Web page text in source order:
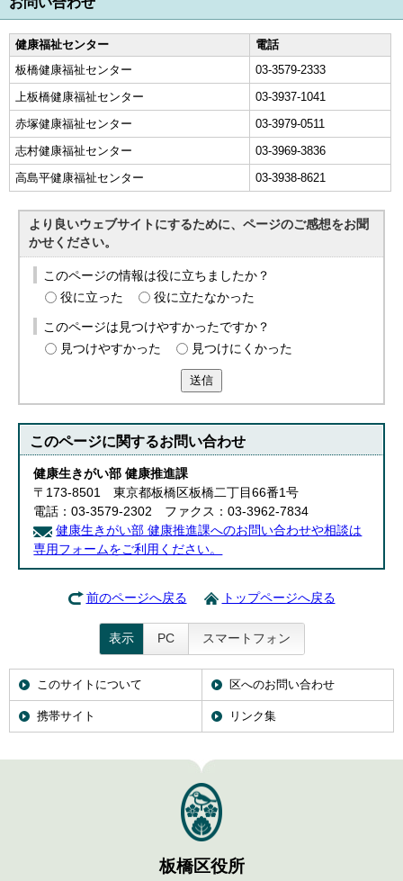
健康福祉センター
電話
板橋健康福祉センター
03-3579-2333
上板橋健康福祉センター
03-3937-1041
赤塚健康福祉センター
03-3979-0511
志村健康福祉センター
03-3969-3836
高島平健康福祉センター
03-3938-8621
より良いウェブサイトにするために、ページのご感想をお聞
かせください。
このページの情報は役に立ちましたか？
役に立った
役に立たなかった
このページは見つけやすかったですか？
見つけやすかった
見つけにくかった
送信
このページに関するお問い合わせ
健康生きがい部 健康推進課
〒173-8501 東京都板橋区板橋二丁目66番1号
電話：03-3579-2302 ファクス：03-3962-7834
健康生きがい部 健康推進課へのお問い合わせや相談は
専用フォームをご利用ください。
前のページへ戻る トップページへ戻る
表示 PC スマートフォン
このサイトについて 区へのお問い合わせ
携帯サイト リンク集
板橋区役所